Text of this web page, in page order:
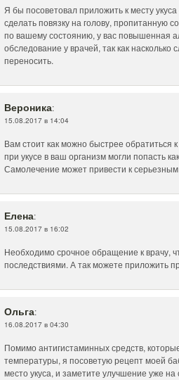
Я бы посоветовал приложить к месту
сделать повязку на голову, пропитанную
по вашему состоянию, у вас повышенная
обследование у врачей, так как
переносить.
Вероника:
15.08.2017 в 14:04
Вам стоит как можно быстрее обратиться
при укусе в ваш организм могли попасть
Самолечение может привести к
Елена:
15.08.2017 в 16:02
Необходимо срочное обращение к врачу,
последствиями. А так можете приложить
Ольга:
16.08.2017 в 04:30
Помимо антигистаминных средств,
температуры, я посоветую рецепт моей
место укуса, и заметите улучшение уже